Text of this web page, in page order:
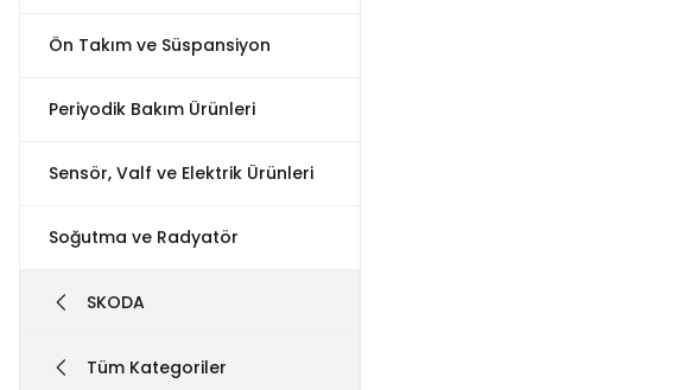
Ön Takım ve Süspansiyon
Periyodik Bakım Ürünleri
Sensör, Valf ve Elektrik Ürünleri
Soğutma ve Radyatör
SKODA
Tüm Kategoriler